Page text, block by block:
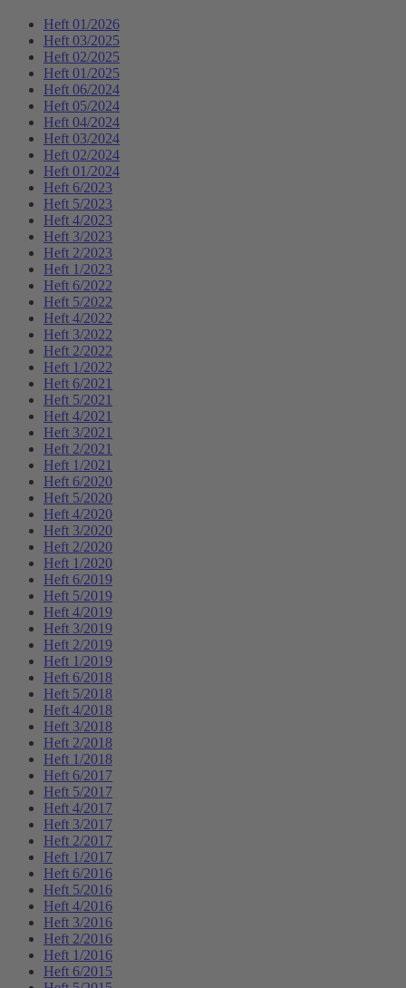
Heft 01/2026
Heft 03/2025
Heft 02/2025
Heft 01/2025
Heft 06/2024
Heft 05/2024
Heft 04/2024
Heft 03/2024
Heft 02/2024
Heft 01/2024
Heft 6/2023
Heft 5/2023
Heft 4/2023
Heft 3/2023
Heft 2/2023
Heft 1/2023
Heft 6/2022
Heft 5/2022
Heft 4/2022
Heft 3/2022
Heft 2/2022
Heft 1/2022
Heft 6/2021
Heft 5/2021
Heft 4/2021
Heft 3/2021
Heft 2/2021
Heft 1/2021
Heft 6/2020
Heft 5/2020
Heft 4/2020
Heft 3/2020
Heft 2/2020
Heft 1/2020
Heft 6/2019
Heft 5/2019
Heft 4/2019
Heft 3/2019
Heft 2/2019
Heft 1/2019
Heft 6/2018
Heft 5/2018
Heft 4/2018
Heft 3/2018
Heft 2/2018
Heft 1/2018
Heft 6/2017
Heft 5/2017
Heft 4/2017
Heft 3/2017
Heft 2/2017
Heft 1/2017
Heft 6/2016
Heft 5/2016
Heft 4/2016
Heft 3/2016
Heft 2/2016
Heft 1/2016
Heft 6/2015